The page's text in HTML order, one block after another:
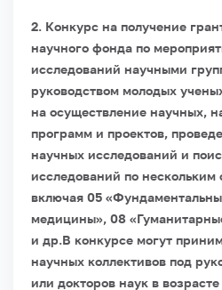
2. Конкурс на получение
научного фонда по
исследований научными
руководством молодых
на осуществление научных,
программ и проектов,
научных исследований и
исследований по нескольким
включая 05
медицины», 08
и др.В конкурсе могут
научных коллективов под
или докторов наук в